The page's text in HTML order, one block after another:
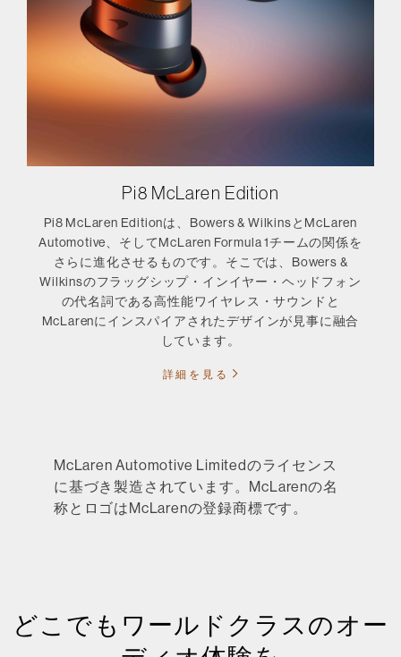
Pi8 McLaren Edition
Pi8 McLaren Editionは、Bowers & WilkinsとMcLaren
Automotive、そしてMcLaren Formula 1チームの関係を
さらに進化させるものです。そこでは、Bowers &
Wilkinsのフラッグシップ・インイヤー・ヘッドフォン
の代名詞である高性能ワイヤレス・サウンドと
McLarenにインスパイアされたデザインが見事に融合
しています。
詳細を見る
McLaren Automotive Limitedのライセンス
に基づき製造されています。McLarenの名
称とロゴはMcLarenの登録商標です。
どこでもワールドクラスのオー